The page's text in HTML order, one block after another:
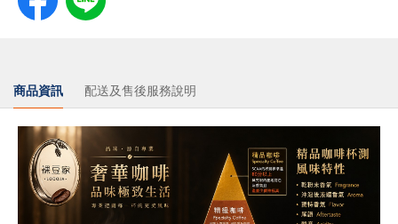
商品資訊 配送及售後服務說明